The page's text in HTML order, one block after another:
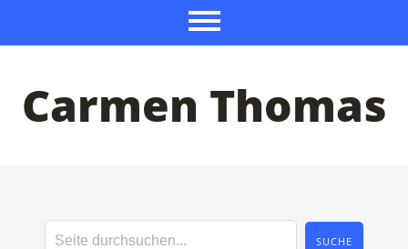
Carmen Thomas